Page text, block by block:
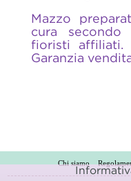
Mazzo
cura
fioristi affiliati.
Garanzia
Chi siamo